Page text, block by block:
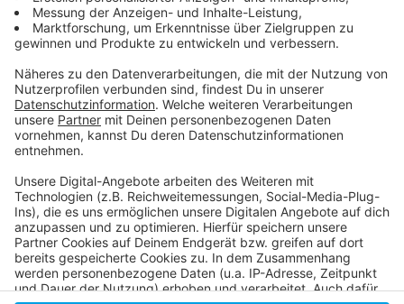
Grippesaison beginnt: Wer sich impfen lassen soll und
was zu beachten ist!
Anzeige
Anzeige